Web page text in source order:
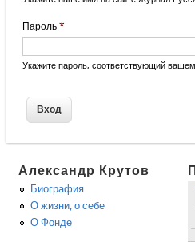
Пароль *
Укажите пароль, соответствующий
Александр Крутов
Биография
О жизни, о себе
О Фонде